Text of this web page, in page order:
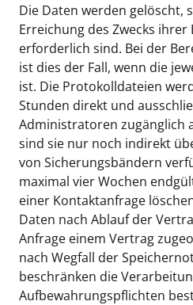
Die Daten werden gelöscht,
Erreichung des Zwecks
erforderlich sind. Bei der
ist dies der Fall, wenn die
ist. Die Protokolldateien
Stunden direkt und
Administratoren zugänglich
sind sie nur noch indirekt
von Sicherungsbändern
maximal vier Wochen
einer Kontaktanfrage
Daten nach Ablauf der
Anfrage einem Vertrag
nach Wegfall der
beschränken die
Aufbewahrungspflichten